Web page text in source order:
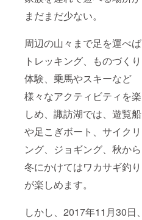
まだまだ少ない。
周辺の山々まで足を運べば
トレッキング、ものづくり
体験、乗馬やスキーなど
様々なアクティビティを楽
しめ、諏訪湖では、遊覧船
や足こぎボート、サイクリ
ング、ジョギング、秋から
冬にかけてはワカサギ釣り
が楽しめます。
しかし、2017年11月30日、